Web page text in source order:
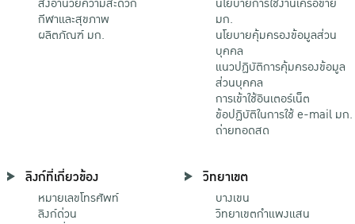
กีฬาและสุขภาพ
ผลิตภัณฑ์ มก.
มก.
นโยบายคุ้มครองข้อมูลส่วน
บุคคล
แนวปฏิบัติการคุ้มครองข้อมูล
ส่วนบุคคล
การเข้าใช้อินเตอร์เน็ต
ข้อปฏิบัติในการใช้ e-mail มก.
ถ่ายทอดสด
ลิงก์ที่เกี่ยวข้อง
หมายเลขโทรศัพท์
ลิงก์ด่วน
วิทยาเขต
บางเขน
วิทยาเขตกําแพงแสน